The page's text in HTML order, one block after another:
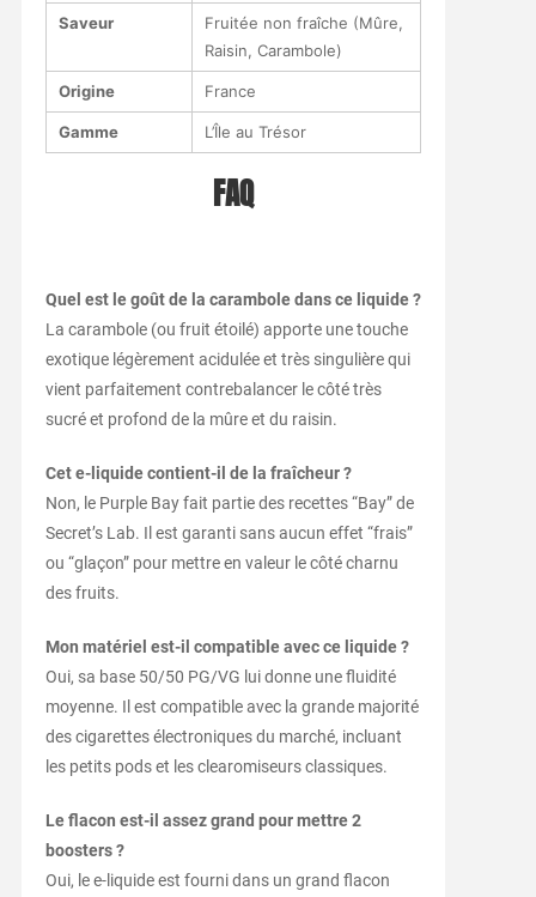
Saveur
Fruitée non fraîche (Mûre,
Raisin, Carambole)
Origine France
Gamme L’Île au Trésor
FAQ
Quel est le goût de la carambole dans ce liquide ?
La carambole (ou fruit étoilé) apporte une touche
exotique légèrement acidulée et très singulière qui
vient parfaitement contrebalancer le côté très
sucré et profond de la mûre et du raisin.
Cet e-liquide contient-il de la fraîcheur ?
Non, le Purple Bay fait partie des recettes “Bay” de
Secret’s Lab. Il est garanti sans aucun effet “frais”
ou “glaçon” pour mettre en valeur le côté charnu
des fruits.
Mon matériel est-il compatible avec ce liquide ?
Oui, sa base 50/50 PG/VG lui donne une fluidité
moyenne. Il est compatible avec la grande majorité
des cigarettes électroniques du marché, incluant
les petits pods et les clearomiseurs classiques.
Le flacon est-il assez grand pour mettre 2
boosters ?
Oui, le e-liquide est fourni dans un grand flacon